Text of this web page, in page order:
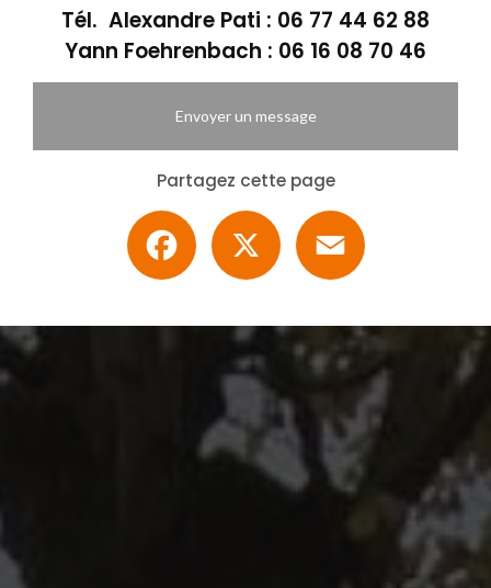
Tél. Alexandre Pati : 06 77 44 62 88
Yann Foehrenbach : 06 16 08 70 46
Envoyer un message
Partagez cette page
Facebook